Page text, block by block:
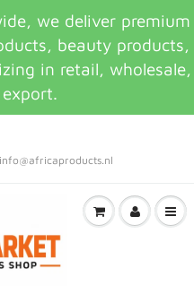
we deliver premium
beauty products,
in retail, wholesale,
info@africaproducts.nl